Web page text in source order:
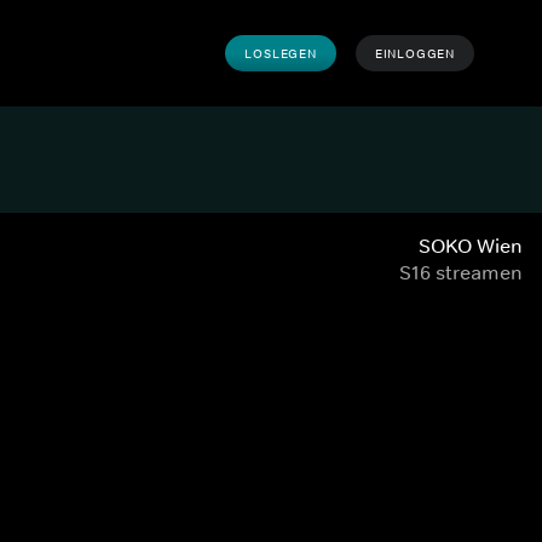
LOSLEGEN EINLOGGEN
SOKO Wien
S16 streamen